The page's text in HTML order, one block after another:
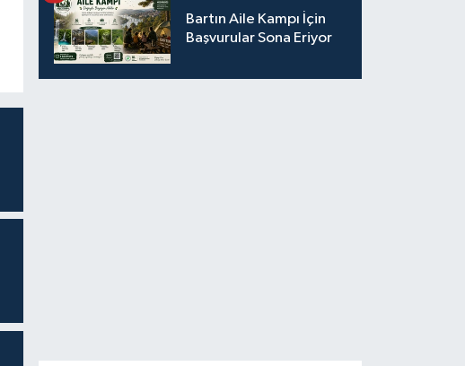
Bartın Aile Kampı İçin
Başvurular Sona Eriyor